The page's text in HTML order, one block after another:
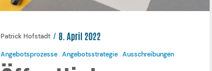
Patrick Hofstadt 8. April 2022
Angebotsprozesse Angebotsstrategie Ausschreibungen